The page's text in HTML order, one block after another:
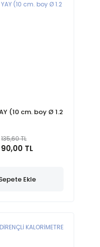
(10 cm. boy Ø 1.2
135,60 TL
90,00 TL
Ekle